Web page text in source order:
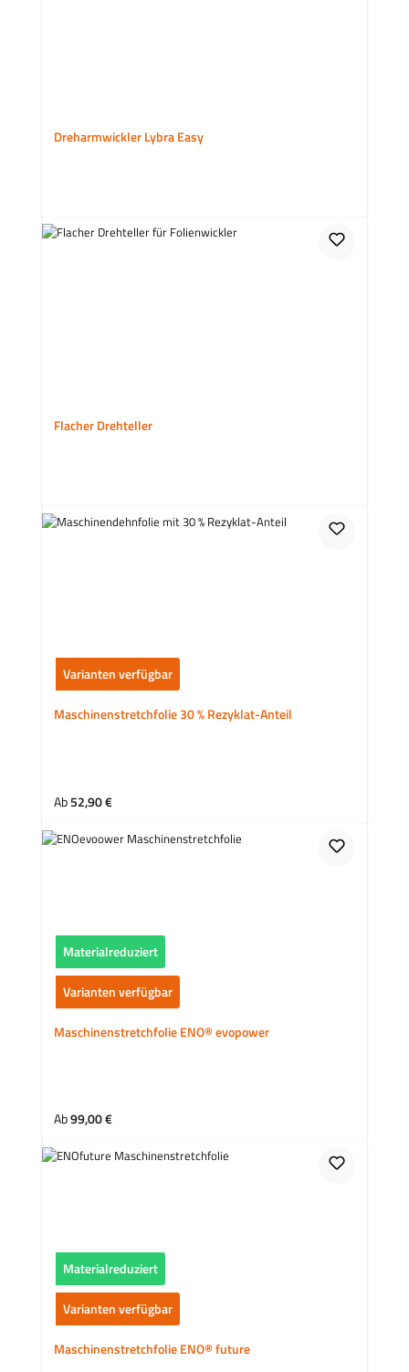
Dreharmwickler Lybra Easy
Flacher Drehteller
Varianten verfügbar
Maschinenstretchfolie 30 % Rezyklat-Anteil
Regulärer Preis:
Ab52,90 €
Materialreduziert
Varianten verfügbar
Maschinenstretchfolie ENO® evopower
Regulärer Preis:
Ab99,00 €
Materialreduziert
Varianten verfügbar
Maschinenstretchfolie ENO® future